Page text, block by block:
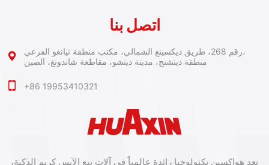
تعد هواكسين تكنولوجيا رائدة عالمياً في آلات بيع الآيس كريم الذكية،
اتصل بنا
رقم 268، طريق ديكسينغ الشمالي، مكتب منطقة تيانغو الفرعي،
منطقة ديتشنج، مدينة ديتشو، مقاطعة شاندونغ، الصين
+86 19953410321